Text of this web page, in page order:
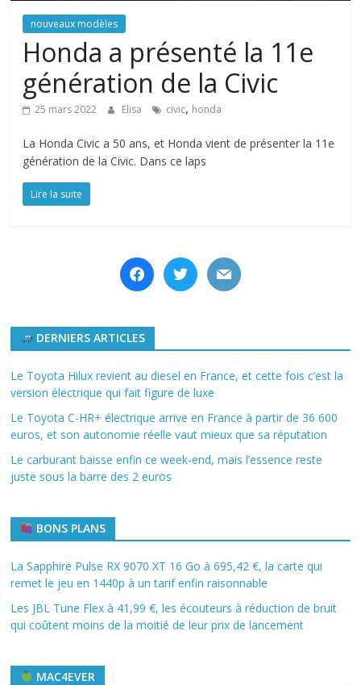
nouveaux modèles
Honda a présenté la 11e
génération de la Civic
25 mars 2022 Elisa civic, honda
La Honda Civic a 50 ans, et Honda vient de présenter la 11e
génération de la Civic. Dans ce laps
Lire la suite
facebooktwitter mail
DERNIERS ARTICLES
Le Toyota Hilux revient au diesel en France, et cette fois c’est la
version électrique qui fait figure de luxe
Le Toyota C-HR+ électrique arrive en France à partir de 36 600
euros, et son autonomie réelle vaut mieux que sa réputation
Le carburant baisse enfin ce week-end, mais l’essence reste
juste sous la barre des 2 euros
BONS PLANS
La Sapphire Pulse RX 9070 XT 16 Go à 695,42 €, la carte qui
remet le jeu en 1440p à un tarif enfin raisonnable
Les JBL Tune Flex à 41,99 €, les écouteurs à réduction de bruit
qui coûtent moins de la moitié de leur prix de lancement
MAC4EVER